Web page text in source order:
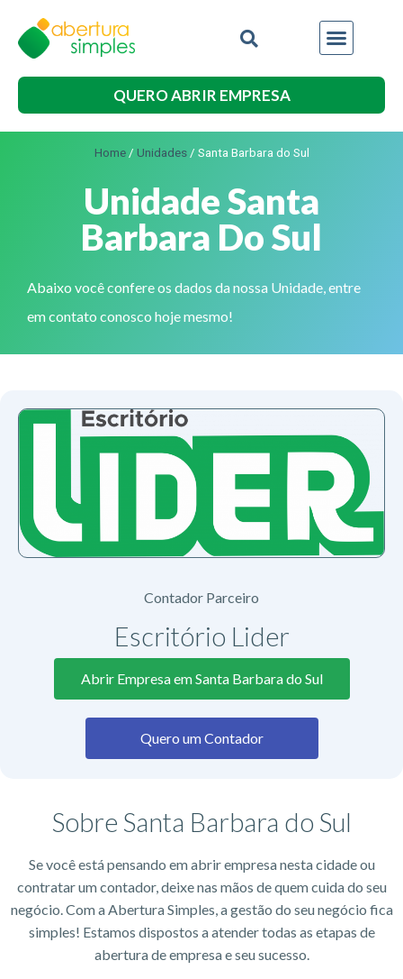
QUERO ABRIR EMPRESA
Home/ Unidades/ Santa Barbara do Sul
Unidade Santa
Barbara Do Sul
Abaixo você confere os dados da nossa Unidade, entre
em contato conosco hoje mesmo!
Contador Parceiro
Escritório Lider
Abrir Empresa em Santa Barbara do Sul
Quero um Contador
Sobre Santa Barbara do Sul
Se você está pensando em abrir empresa nesta cidade ou
contratar um contador, deixe nas mãos de quem cuida do seu
negócio. Com a Abertura Simples, a gestão do seu negócio fica
simples! Estamos dispostos a atender todas as etapas de
abertura de empresa e seu sucesso.